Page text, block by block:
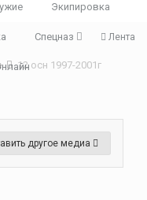
Экипировка
Спецназ Лента
12 осн 1997-2001г
другое медиа